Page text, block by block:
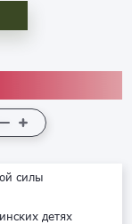
силы
детях